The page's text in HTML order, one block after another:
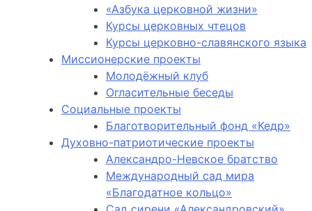
«Азбука церковной жизни»
Курсы церковных чтецов
Курсы церковно-славянского языка
Миссионерские проекты
Молодёжный клуб
Огласительные беседы
Социальные проекты
Благотворительный фонд «Кедр»
Духовно-патриотические проекты
Александро-Невское братство
Международный сад мира
«Благодатное кольцо»